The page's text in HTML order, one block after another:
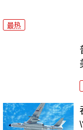
最热